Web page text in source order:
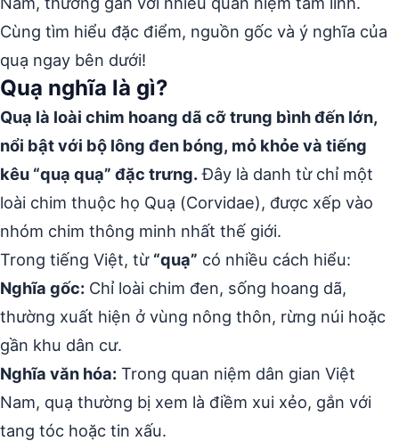
Cùng tìm hiểu đặc điểm, nguồn gốc và ý nghĩa của
quạ ngay bên dưới!
Quạ nghĩa là gì?
Quạ là loài chim hoang dã cỡ trung bình đến lớn,
nổi bật với bộ lông đen bóng, mỏ khỏe và tiếng
kêu “quạ quạ” đặc trưng.Đây là danh từ chỉ một
loài chim thuộc họ Quạ (Corvidae), được xếp vào
nhóm chim thông minh nhất thế giới.
Trong tiếng Việt, từ “quạ” có nhiều cách hiểu:
Nghĩa gốc: Chỉ loài chim đen, sống hoang dã,
thường xuất hiện ở vùng nông thôn, rừng núi hoặc
gần khu dân cư.
Nghĩa văn hóa: Trong quan niệm dân gian Việt
Nam, quạ thường bị xem là điềm xui xẻo, gắn với
tang tóc hoặc tin xấu.